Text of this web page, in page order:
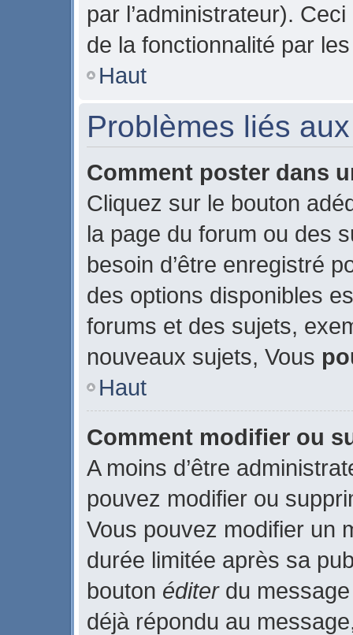
par l’administrateur).
de la fonctionnalité par
Haut
Problèmes liés
Comment poster dans
Cliquez sur le bouton
la page du forum ou des
besoin d’être enregistré
des options disponibles
forums et des sujets,
nouveaux sujets, Vous
Haut
Comment modifier ou
A moins d’être
pouvez modifier ou
Vous pouvez modifier un
durée limitée après sa
bouton éditerdu message
déjà répondu au